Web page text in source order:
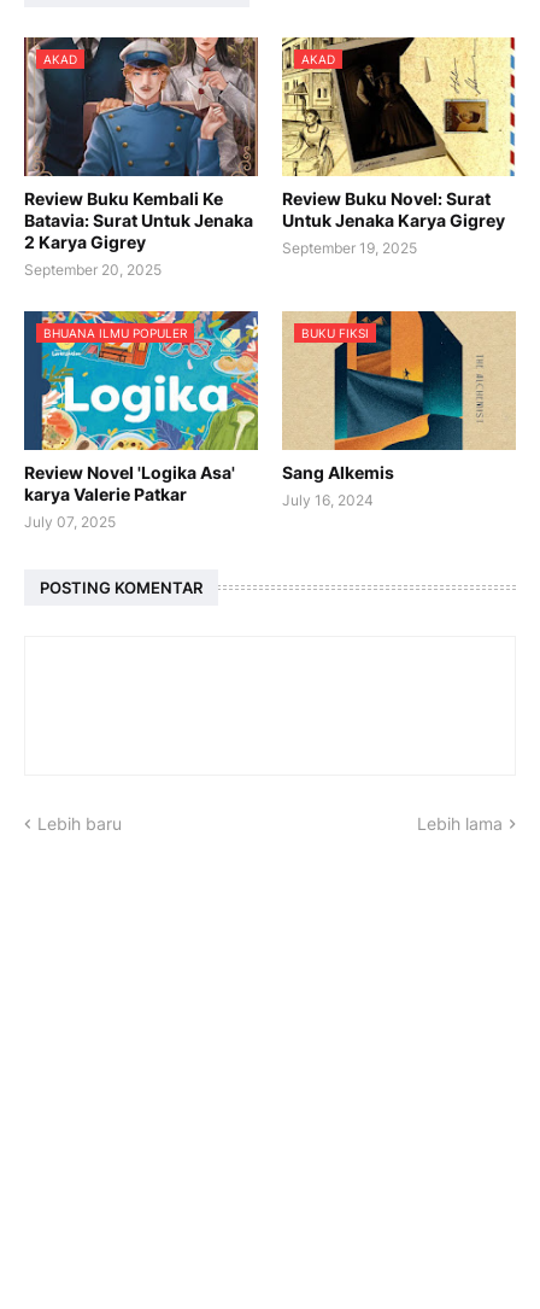
AKAD
Review Buku Kembali Ke
Batavia: Surat Untuk Jenaka
2 Karya Gigrey
September 20, 2025
AKAD
Review Buku Novel: Surat
Untuk Jenaka Karya Gigrey
September 19, 2025
BHUANA ILMU POPULER
Review Novel 'Logika Asa'
karya Valerie Patkar
July 07, 2025
BUKU FIKSI
Sang Alkemis
July 16, 2024
POSTING KOMENTAR
Lebih baru Lebih lama